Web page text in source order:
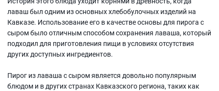
лаваш был одним из основных хлебобулочных изделий на
Кавказе. Использование его в качестве основы для пирога с
сыром было отличным способом сохранения лаваша, который
подходил для приготовления пищи в условиях отсутствия
других доступных ингредиентов.
Пирог из лаваша с сыром является довольно популярным
блюдом и в других странах Кавказского региона, таких как